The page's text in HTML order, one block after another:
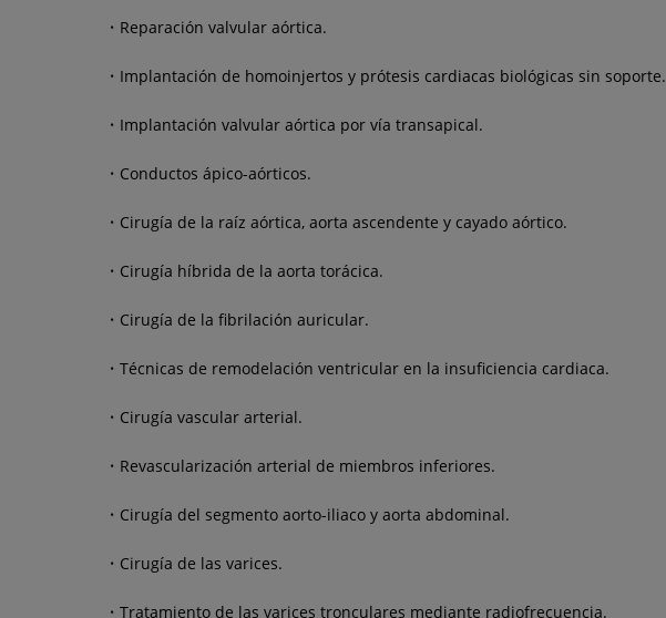
Reparación valvular aórtica.
Implantación de homoinjertos y prótesis cardiacas biológicas sin soporte.
Implantación valvular aórtica por vía transapical.
Conductos ápico-aórticos.
Cirugía de la raíz aórtica, aorta ascendente y cayado aórtico.
Cirugía híbrida de la aorta torácica.
Cirugía de la fibrilación auricular.
Técnicas de remodelación ventricular en la insuficiencia cardiaca.
Cirugía vascular arterial.
Revascularización arterial de miembros inferiores.
Cirugía del segmento aorto-iliaco y aorta abdominal.
Cirugía de las varices.
Tratamiento de las varices tronculares mediante radiofrecuencia.